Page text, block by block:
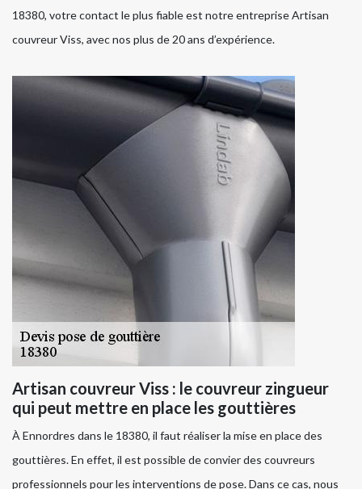
18380, votre contact le plus fiable est notre entreprise Artisan
couvreur Viss, avec nos plus de 20 ans d’expérience.
Artisan couvreur Viss : le couvreur zingueur
qui peut mettre en place les gouttières
À Ennordres dans le 18380, il faut réaliser la mise en place des
gouttières. En effet, il est possible de convier des couvreurs
professionnels pour les interventions de pose. Dans ce cas, nous